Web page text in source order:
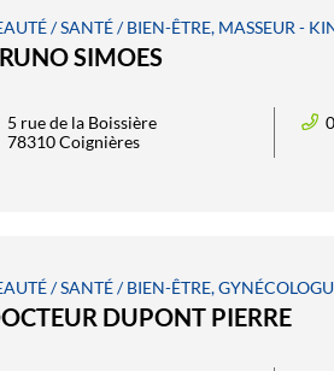
/ SANTÉ / BIEN-ÊTRE, MASSEUR -
SIMOES
5 rue de la Boissière
78310 Coignières
/ SANTÉ / BIEN-ÊTRE,
DUPONT PIERRE